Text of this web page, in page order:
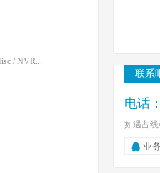
/ NVR...
联系
电话
如遇占线
业